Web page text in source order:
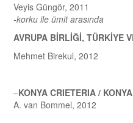
Veyis Güngör, 2011
-korku ile ümit arasında
AVRUPA BİRLİĞİ, TÜRKİYE
Mehmet Birekul, 2012
–KONYA CRIETERIA /
A. van Bommel, 2012